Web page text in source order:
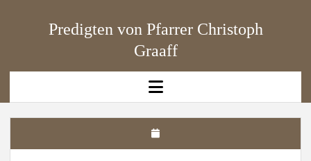
Predigten von Pfarrer Christoph
Graaff
open
menu